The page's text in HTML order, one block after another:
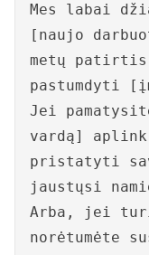
Mes labai
[naujo
metų patirtis
pastumdyti
Jei
vardą] aplink
pristatyti
jaustųsi
Arba, jei
norėtumėte